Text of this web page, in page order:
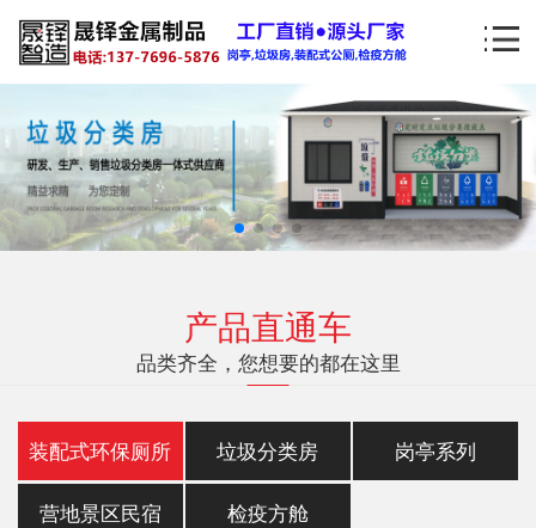
产品直通车
品类齐全，您想要的都在这里
装配式环保厕所 垃圾分类房 岗亭系列
营地景区民宿 检疫方舱